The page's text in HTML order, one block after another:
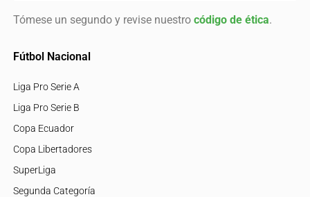
Tómese un segundo y revise nuestro código de ética.
Fútbol Nacional
Liga Pro Serie A
Liga Pro Serie B
Copa Ecuador
Copa Libertadores
SuperLiga
Segunda Categoría